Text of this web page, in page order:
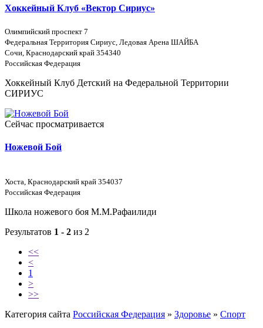
Хоккейный Клуб «Вектор Сириус»
Олимпийский проспект 7
Федеральная Территория Сириус, Ледовая Арена ШАЙБА
Сочи, Краснодарский край 354340
Российская Федерация
Хоккейный Клуб Детский на Федеральной Территории
СИРИУС
Сейчас просматривается
Ножевой Бой
Хоста, Краснодарский край 354037
Российская Федерация
Школа ножевого боя М.М.Рафаилиди
Результатов 1 - 2 из 2
<<
<
1
>
>>
Категория сайта Российская Федерация » Здоровье » Спорт